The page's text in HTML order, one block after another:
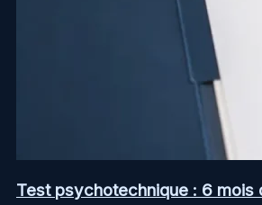
Test psychotechnique : 6